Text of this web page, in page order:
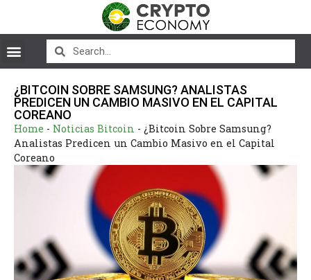
¿BITCOIN SOBRE SAMSUNG? ANALISTAS
PREDICEN UN CAMBIO MASIVO EN EL CAPITAL
COREANO
Home - Noticias Bitcoin - ¿Bitcoin Sobre Samsung?
Analistas Predicen un Cambio Masivo en el Capital
Coreano